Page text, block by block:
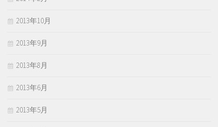
2013年10月
2013年9月
2013年8月
2013年6月
2013年5月